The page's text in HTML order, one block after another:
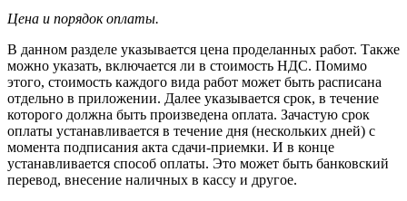
Цена и порядок оплаты.
В данном разделе указывается цена проделанных работ. Также
можно указать, включается ли в стоимость НДС. Помимо
этого, стоимость каждого вида работ может быть расписана
отдельно в приложении. Далее указывается срок, в течение
которого должна быть произведена оплата. Зачастую срок
оплаты устанавливается в течение дня (нескольких дней) с
момента подписания акта сдачи-приемки. И в конце
устанавливается способ оплаты. Это может быть банковский
перевод, внесение наличных в кассу и другое.